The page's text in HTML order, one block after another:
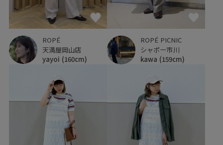
ROPÉ
天満屋岡山店
yayoi (160cm)
ROPÉ PICNIC
シャポー市川
kawa (159cm)